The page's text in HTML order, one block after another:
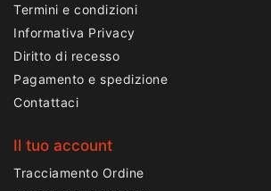
Termini e condizioni
Informativa Privacy
Diritto di recesso
Pagamento e spedizione
Contattaci
Il tuo account
Tracciamento Ordine